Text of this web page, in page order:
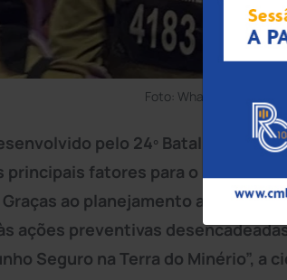
Foto: WhatsApp/Achei
pelo 24º Batalhão de
principais fatores para o sucesso
Graças ao planejamento
ações preventivas
Seguro na Terra do Minério”,